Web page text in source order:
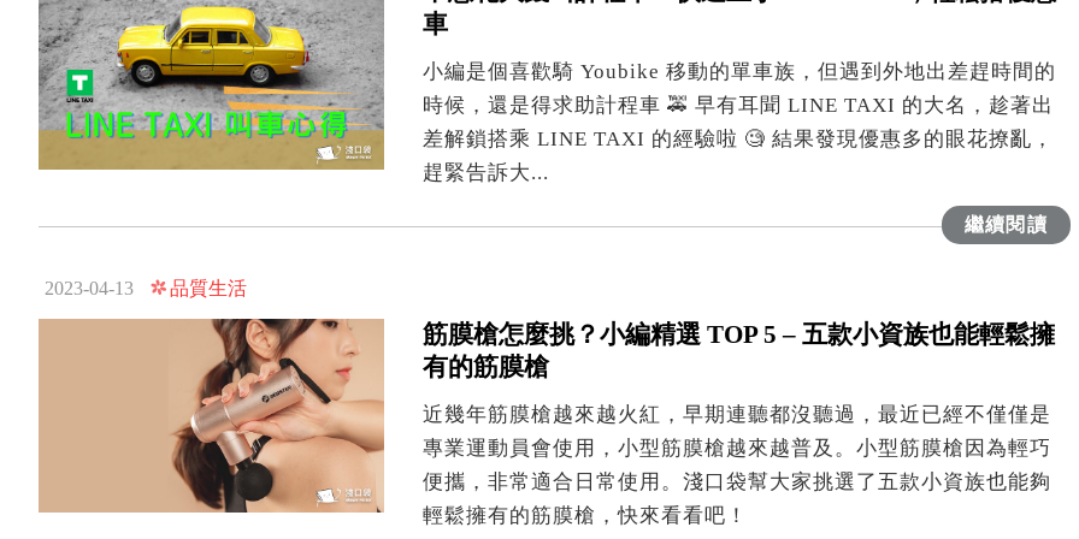
車
小編是個喜歡騎 Youbike 移動的單車族，但遇到外地出差趕時間的
時候，還是得求助計程車 🚕 早有耳聞 LINE TAXI 的大名，趁著出
差解鎖搭乘 LINE TAXI 的經驗啦 🧐 結果發現優惠多的眼花撩亂，
趕緊告訴大...
繼續閱讀
2023-04-13 品質生活
筋膜槍怎麼挑？小編精選 TOP 5 – 五款小資族也能輕鬆擁
有的筋膜槍
近幾年筋膜槍越來越火紅，早期連聽都沒聽過，最近已經不僅僅是
專業運動員會使用，小型筋膜槍越來越普及。小型筋膜槍因為輕巧
便攜，非常適合日常使用。淺口袋幫大家挑選了五款小資族也能夠
輕鬆擁有的筋膜槍，快來看看吧！